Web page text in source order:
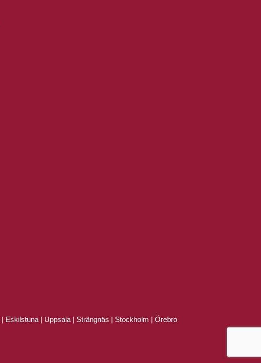
| Eskilstuna | Uppsala | Strängnäs | Stockholm | Örebro